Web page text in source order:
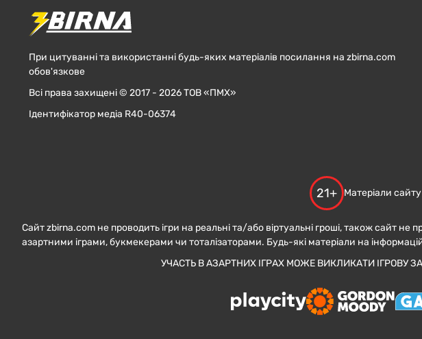
При цитуванні та використанні будь-яких матеріалів посилання на zbirna.com
обов'язкове
Всі права захищені © 2017 - 2026 ТОВ «ПМХ»
Ідентифікатор медіа R40-06374
21+ Матеріали
Сайт zbirna.com не проводить ігри на реальні та/або віртуальні гроші, також сайт не
азартними іграми, букмекерами чи тоталізаторами. Будь-які матеріали на
УЧАСТЬ В АЗАРТНИХ ІГРАХ МОЖЕ ВИКЛИКАТИ ІГРОВУ